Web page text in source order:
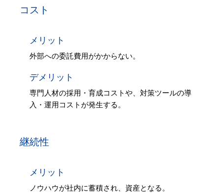
コスト
メリット
外部への委託費用がかからない。
デメリット
専門人材の採用・育成コストや、対策ツールの導
入・運用コストが発生する。
継続性
メリット
ノウハウが社内に蓄積され、資産となる。